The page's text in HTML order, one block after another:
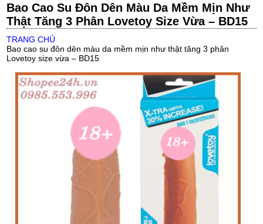
Bao Cao Su Đôn Dên Màu Da Mềm Mịn Như
Thật Tăng 3 Phân Lovetoy Size Vừa – BD15
TRANG CHỦ
Bao cao su đôn dên màu da mềm mịn như thật tăng 3 phân
Lovetoy size vừa – BD15